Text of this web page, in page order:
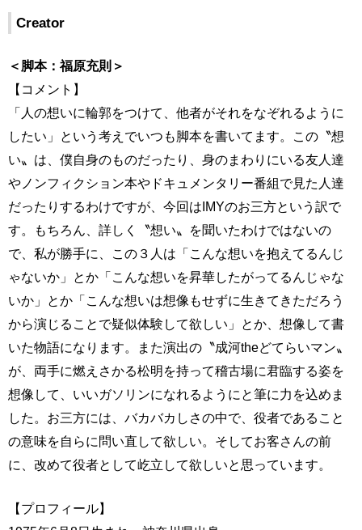
Creator
＜脚本：福原充則＞
【コメント】
「人の想いに輪郭をつけて、他者がそれをなぞれるように
したい」という考えでいつも脚本を書いてます。この〝想
い〟は、僕自身のものだったり、身のまわりにいる友人達
やノンフィクション本やドキュメンタリー番組で見た人達
だったりするわけですが、今回はIMYのお三方という訳で
す。もちろん、詳しく〝想い〟を聞いたわけではないの
で、私が勝手に、この３人は「こんな想いを抱えてるんじ
ゃないか」とか「こんな想いを昇華したがってるんじゃな
いか」とか「こんな想いは想像もせずに生きてきただろう
から演じることで疑似体験して欲しい」とか、想像して書
いた物語になります。また演出の〝成河theどてらいマン〟
が、両手に燃えさかる松明を持って稽古場に君臨する姿を
想像して、いいガソリンになれるようにと筆に力を込めま
した。お三方には、バカバカしさの中で、役者であること
の意味を自らに問い直して欲しい。そしてお客さんの前
に、改めて役者として屹立して欲しいと思っています。
【プロフィール】